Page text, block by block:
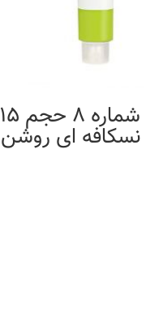
رنگ ابرو مارال شماره 8 حجم 15
نسکافه ای روشن